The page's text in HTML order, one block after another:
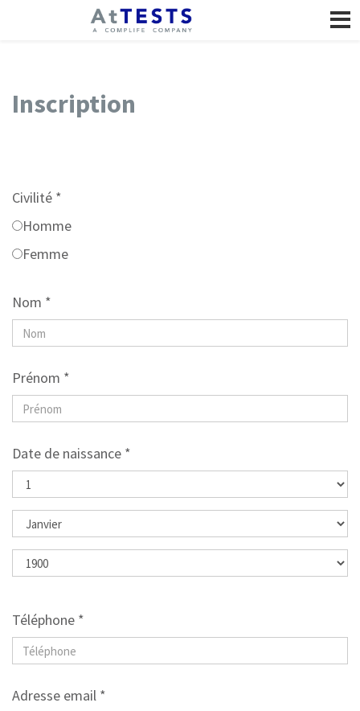
Inscription
Civilité *
Homme
Femme
Nom *
Prénom *
Date de naissance *
Téléphone *
Adresse email *